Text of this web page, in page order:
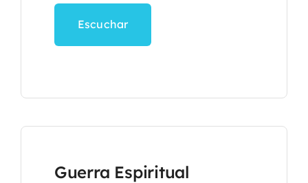
Escuchar
Guerra Espiritual